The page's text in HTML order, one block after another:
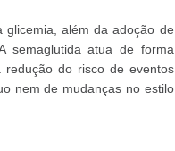
glicemia, além da adoção de
semaglutida atua de forma
redução do risco de eventos
nem de mudanças no estilo